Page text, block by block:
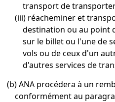
transport de
(iii) réacheminer et
destination ou au point
sur le billet ou l'une de
vols ou de ceux d'un
d'autres services de
(b) ANA procédera à un
conformément au